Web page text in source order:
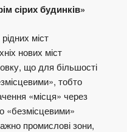
сірих будинків»
міст
нових міст
що для більшості
тобто
«місця» через
«безмісцевими»
промислові зони,